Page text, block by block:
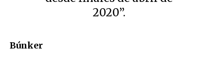
2020”.
Búnker